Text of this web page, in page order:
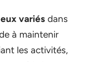
variés dans
à maintenir
les activités,